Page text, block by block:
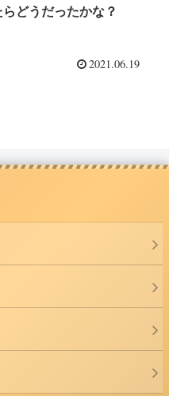
らどうだったかな？
2021.06.19